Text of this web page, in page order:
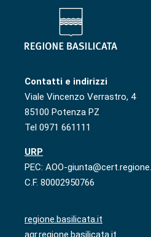
Contatti e indirizzi
Viale Vincenzo Verrastro, 4
85100 Potenza PZ
Tel 0971 661111
URP
PEC: AOO-
C.F. 80002950766
regione.basilicata.it
agr.regione.basilicata.it